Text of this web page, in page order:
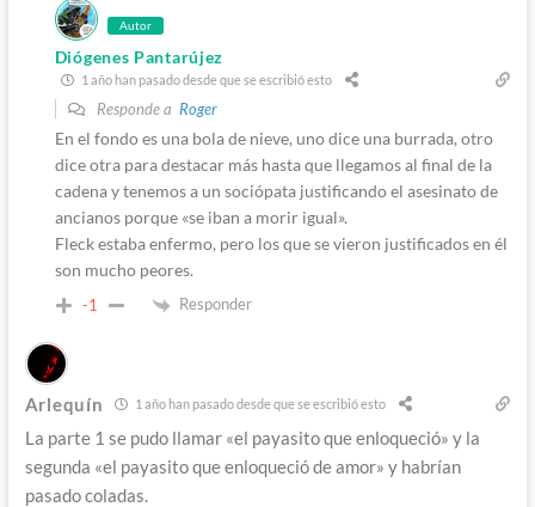
Autor
Diógenes Pantarújez
1 año han pasado desde que se escribió esto
Responde a Roger
En el fondo es una bola de nieve, uno dice una burrada, otro
dice otra para destacar más hasta que llegamos al final de la
cadena y tenemos a un sociópata justificando el asesinato de
ancianos porque «se iban a morir igual».
Fleck estaba enfermo, pero los que se vieron justificados en él
son mucho peores.
-1 Responder
Arlequín 1 año han pasado desde que se escribió esto
La parte 1 se pudo llamar «el payasito que enloqueció» y la
segunda «el payasito que enloqueció de amor» y habrían
pasado coladas.